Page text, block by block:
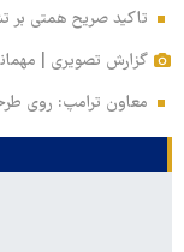
تاکید صریح همتی بر
گزارش تصویری |
معاون ترامپ: روی